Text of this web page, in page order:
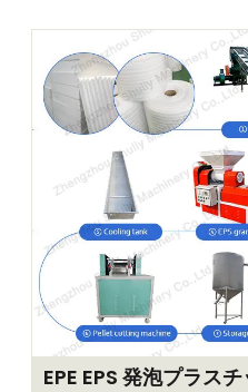
EPE EPS 発泡プラス